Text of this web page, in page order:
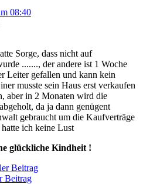
08:40
Sorge, dass nicht auf
......., der andere ist 1 Woche
Leiter gefallen und kann kein
musste sein Haus erst verkaufen
aber in 2 Monaten wird die
da ja dann genügent
gebraucht um die Kaufverträge
ich keine Lust
glückliche Kindheit !
Beitrag
Beitrag